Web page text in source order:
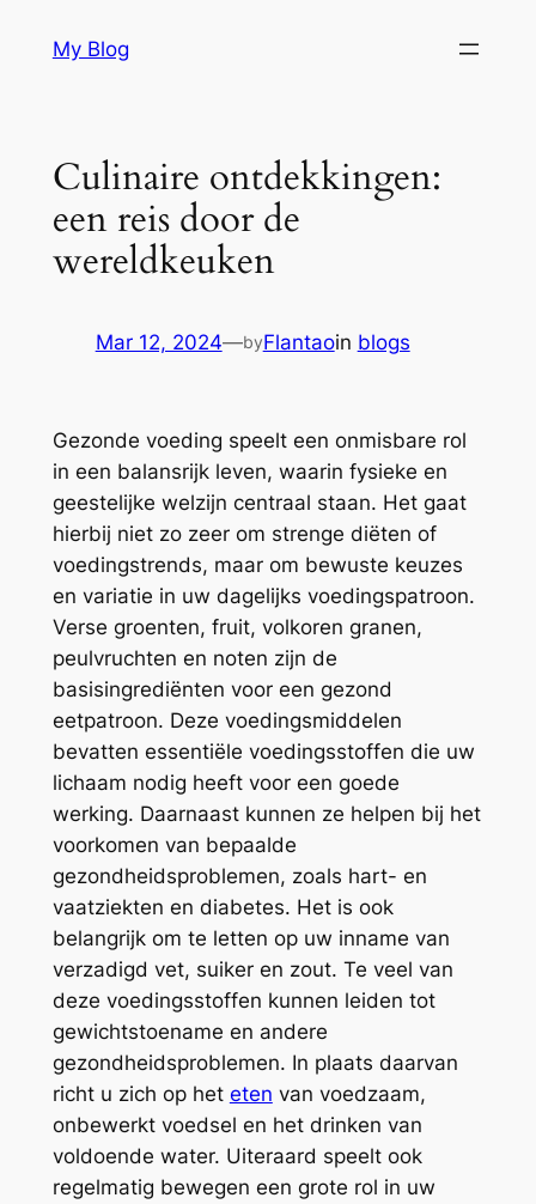
My Blog
Culinaire ontdekkingen:
een reis door de
wereldkeuken
Mar 12, 2024—byFlantaoin blogs
Gezonde voeding speelt een onmisbare rol
in een balansrijk leven, waarin fysieke en
geestelijke welzijn centraal staan. Het gaat
hierbij niet zo zeer om strenge diëten of
voedingstrends, maar om bewuste keuzes
en variatie in uw dagelijks voedingspatroon.
Verse groenten, fruit, volkoren granen,
peulvruchten en noten zijn de
basisingrediënten voor een gezond
eetpatroon. Deze voedingsmiddelen
bevatten essentiële voedingsstoffen die uw
lichaam nodig heeft voor een goede
werking. Daarnaast kunnen ze helpen bij het
voorkomen van bepaalde
gezondheidsproblemen, zoals hart- en
vaatziekten en diabetes. Het is ook
belangrijk om te letten op uw inname van
verzadigd vet, suiker en zout. Te veel van
deze voedingsstoffen kunnen leiden tot
gewichtstoename en andere
gezondheidsproblemen. In plaats daarvan
richt u zich op het eten van voedzaam,
onbewerkt voedsel en het drinken van
voldoende water. Uiteraard speelt ook
regelmatig bewegen een grote rol in uw